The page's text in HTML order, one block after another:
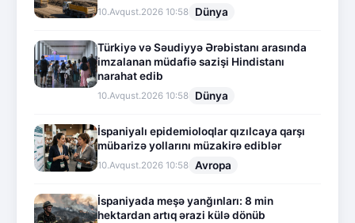
10.Avqust.2026 10:58 Dünya
Türkiyə və Səudiyyə Ərəbistanı arasında
imzalanan müdafiə sazişi Hindistanı
narahat edib
10.Avqust.2026 10:58 Dünya
İspaniyalı epidemioloqlar qızılcaya qarşı
mübarizə yollarını müzakirə ediblər
10.Avqust.2026 10:58 Avropa
İspaniyada meşə yanğınları: 8 min
hektardan artıq ərazi külə dönüb